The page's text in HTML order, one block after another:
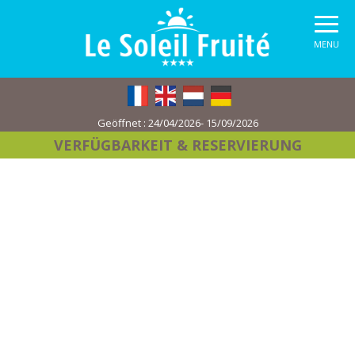
MENU
Geöffnet : 24/04/2026- 15/09/2026
VERFÜGBARKEIT & RESERVIERUNG